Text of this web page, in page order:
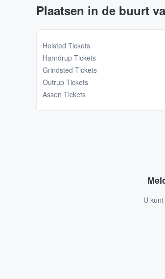
Plaatsen in de buurt
Holsted Tickets
Harndrup Tickets
Grindsted Tickets
Outrup Tickets
Assen Tickets
U